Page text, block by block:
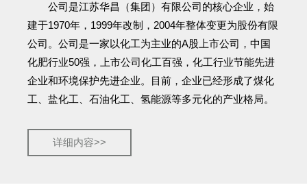
公司是江苏华昌（集团）有限公司的核心企业，始
建于1970年，1999年改制，2004年整体变更为股份有限
公司。公司是一家以化工为主业的A股上市公司，中国
化肥行业50强，上市公司化工百强，化工行业节能先进
企业和环境保护先进企业。目前，企业已经形成了煤化
工、盐化工、石油化工、氢能源等多元化的产业格局。
详细内容>>